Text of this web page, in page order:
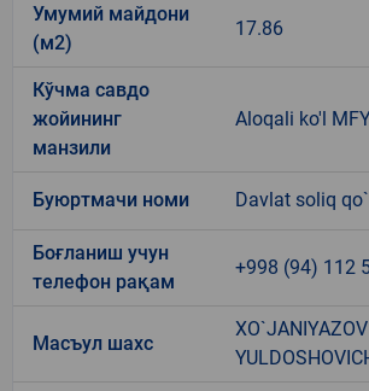
Умумий майдони
(м2)
17.86
Кўчма савдо
жойининг
манзили
Aloqali ko'l
Буюртмачи номи Davlat soliq
Боғланиш учун
телефон рақам
+998 (94) 112
Масъул шахс